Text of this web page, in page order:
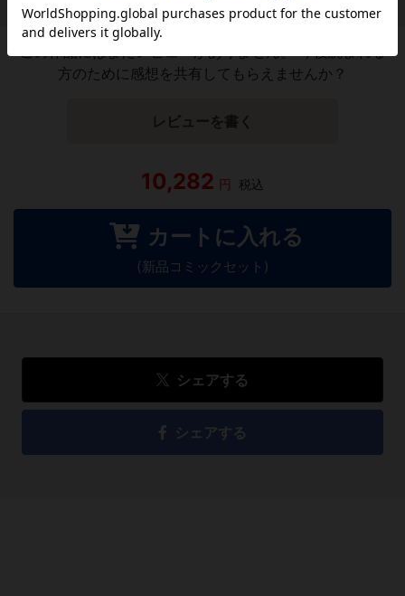
作品レビュー （関連商品を含む）
方のために感想を共有してもらえませんか？
レビューを書く
10,282 円 税込
カートに入れる
(新品コミックセット)
シェアする
シェアする